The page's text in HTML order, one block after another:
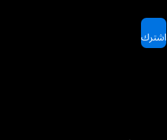
اشترك